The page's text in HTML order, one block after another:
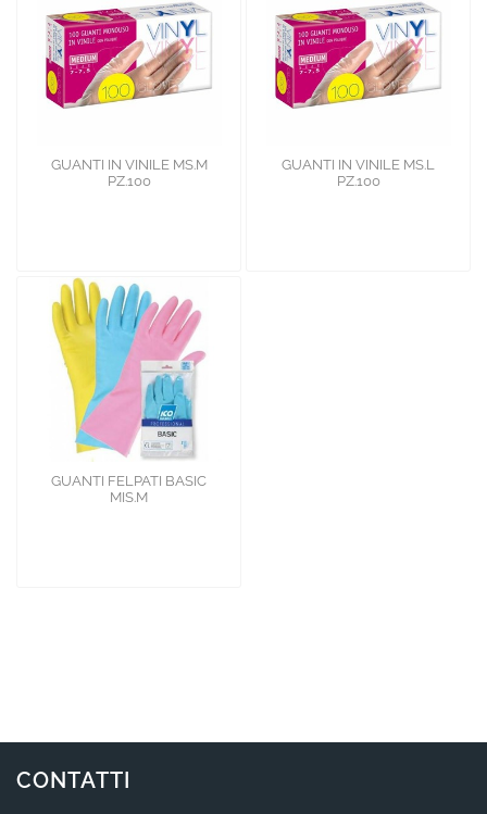
GUANTI IN VINILE MS.M
PZ.100
GUANTI IN VINILE MS.L
PZ.100
GUANTI FELPATI BASIC
MIS.M
CONTATTI